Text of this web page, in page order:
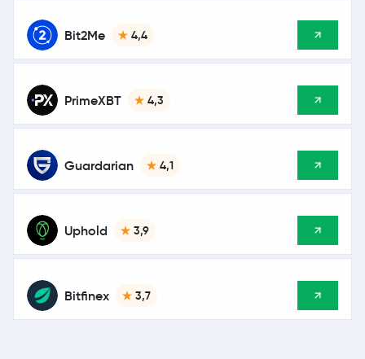
Bit2Me 4,4
PrimeXBT 4,3
Guardarian 4,1
Uphold 3,9
Bitfinex 3,7